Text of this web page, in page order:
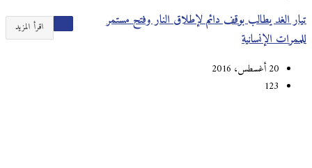
اقرأ المزيد
تيار الغد يطالب بوقف دائم لإطلاق النار وفتح مستمر
للممرات الإنسانية
20 أغسطس، 2016
123